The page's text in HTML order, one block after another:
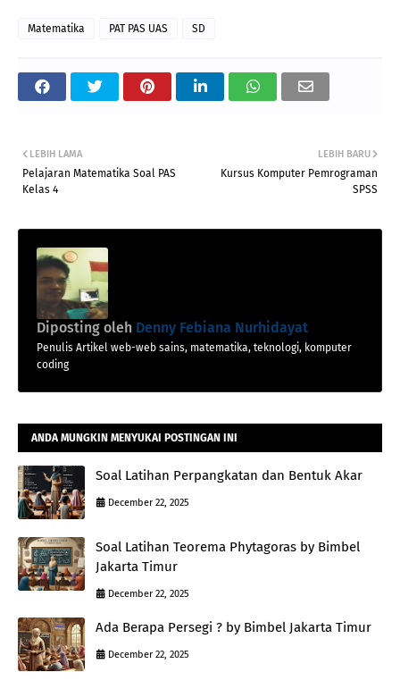
Matematika PAT PAS UAS SD
LEBIH BARU
Kursus Komputer Pemrograman
SPSS
LEBIH LAMA
Pelajaran Matematika Soal PAS
Kelas 4
Diposting oleh Denny Febiana Nurhidayat
Penulis Artikel web-web sains, matematika, teknologi, komputer
coding
ANDA MUNGKIN MENYUKAI POSTINGAN INI
Soal Latihan Perpangkatan dan Bentuk Akar
December 22, 2025
Soal Latihan Teorema Phytagoras by Bimbel
Jakarta Timur
December 22, 2025
Ada Berapa Persegi ? by Bimbel Jakarta Timur
December 22, 2025